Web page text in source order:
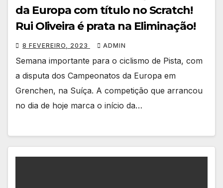
da Europa com título no Scratch!
Rui Oliveira é prata na Eliminação!
8 FEVEREIRO, 2023 ADMIN
Semana importante para o ciclismo de Pista, com
a disputa dos Campeonatos da Europa em
Grenchen, na Suíça. A competição que arrancou
no dia de hoje marca o início da…